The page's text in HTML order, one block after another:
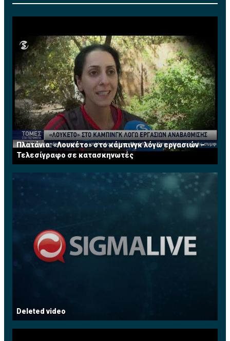
Τονίζεται ότι εντός των ημερών θα υπογραφεί η
σχετική συμφωνία στην Ελλάδα για να ανοίξει ο
Η κάθοδος του Greek Cinema στην Κύπρο έρχεται σε
μια περίοδο που ο πόλεμος των τηλεοπτικών
πλατφόρμων εντείνεται με σκοπό βεβαίως την
κυριαρχία στην τοπική αγορά. Η εξασφάλιση των
δικαιωμάτων του Greek Cinema θα δώσει τη δική του
διάσταση στο ανταγωνιστικό περιβάλλον, ανάλογα με
την πλατφόρμα που θα προβάλλεται το κανάλι με τον
ελληνικό κινηματογράφο.
Πλατάνια: «Λουκέτο» στο κάμπινγκ λόγω εργασιών –
Τελεσίγραφο σε κατασκηνωτές
Deleted video